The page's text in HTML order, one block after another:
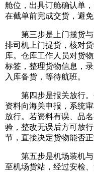
舱位，出具订舱确认单
在截单前完成交货，避免
第三步是上门揽货与
排司机上门提货，核对
库。仓库工作人员对货
标签，整理货物信息，
入库备货，等待航班。
第四步是报关放行。
资料向海关申报，系统
放行。若资料有误、品
验，整改无误后方可放
节，直接决定货物能否正
第五步是机场装机与
至机场货站，经过安检